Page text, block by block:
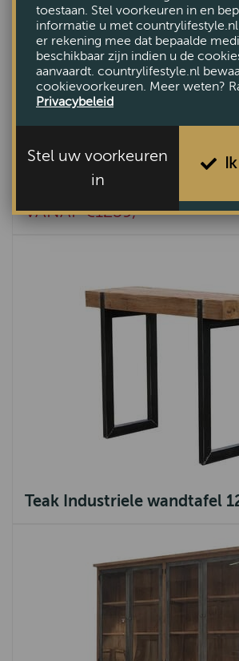
Teak Industriele eettafel
VANAF €1259,-
Teak Industriele wandtafel
toestaan. Stel voorkeuren in en
informatie u met
er rekening mee dat bepaalde
beschikbaar zijn indien u de
aanvaardt. countrylifestyle.nl
cookievoorkeuren. Meer weten?
Privacybeleid
Stel uw voorkeuren
in